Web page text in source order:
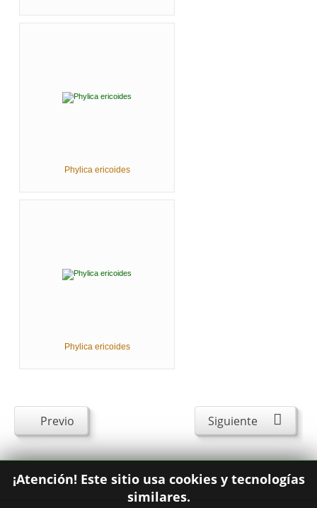
Phylica ericoides
Phylica ericoides
Previo Siguiente
¡Atención! Este sitio usa cookies y tecnologías
similares.